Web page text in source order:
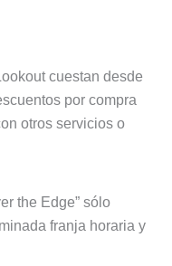
cuestan desde
por compra
otros servicios o
the Edge” sólo
franja horaria y